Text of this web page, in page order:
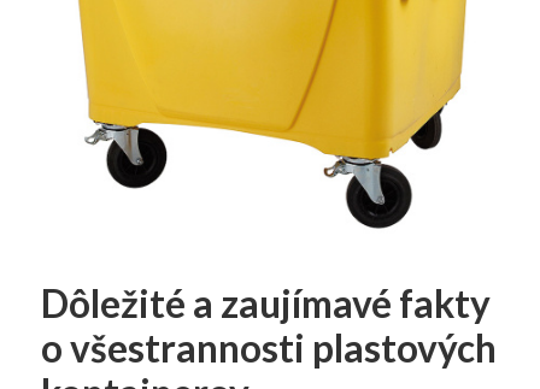
Dôležité a zaujímavé fakty
o všestrannosti plastových